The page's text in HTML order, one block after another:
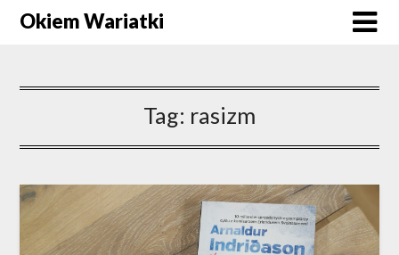
Okiem Wariatki
Tag: rasizm